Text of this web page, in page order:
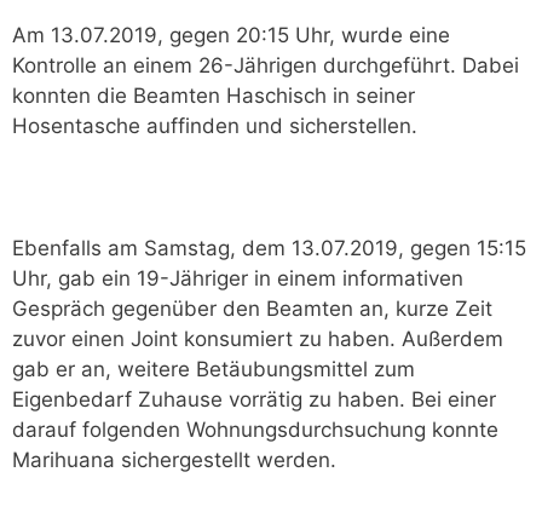
Am 13.07.2019, gegen 20:15 Uhr, wurde eine
Kontrolle an einem 26-Jährigen durchgeführt. Dabei
konnten die Beamten Haschisch in seiner
Hosentasche auffinden und sicherstellen.
Ebenfalls am Samstag, dem 13.07.2019, gegen 15:15
Uhr, gab ein 19-Jähriger in einem informativen
Gespräch gegenüber den Beamten an, kurze Zeit
zuvor einen Joint konsumiert zu haben. Außerdem
gab er an, weitere Betäubungsmittel zum
Eigenbedarf Zuhause vorrätig zu haben. Bei einer
darauf folgenden Wohnungsdurchsuchung konnte
Marihuana sichergestellt werden.